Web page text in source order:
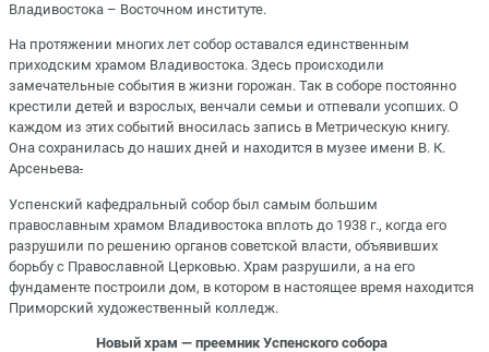
Владивостока – Восточном институте.
На протяжении многих лет собор оставался единственным
приходским храмом Владивостока. Здесь происходили
замечательные события в жизни горожан. Так в соборе постоянно
крестили детей и взрослых, венчали семьи и отпевали усопших. О
каждом из этих событий вносилась запись в Метрическую книгу.
Она сохранилась до наших дней и находится в музее имени В. К.
Арсеньева.
Успенский кафедральный собор был самым большим
православным храмом Владивостока вплоть до 1938 г., когда его
разрушили по решению органов советской власти, объявивших
борьбу с Православной Церковью. Храм разрушили, а на его
фундаменте построили дом, в котором в настоящее время находится
Приморский художественный колледж.
Новый храм — преемник Успенского собора